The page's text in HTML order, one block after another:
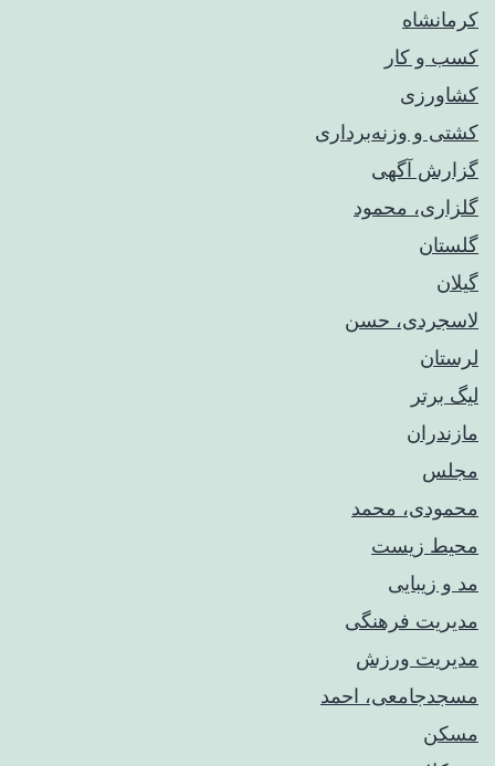
کرمانشاه
کسب و کار
کشاورزی
کشتی و وزنه‌برداری
گزارش آگهی
گلزاری، محمود
گلستان
گیلان
لاسجردی، حسن
لرستان
لیگ برتر
مازندران
مجلس
محمودی، محمد
محیط زیست
مد و زیبایی
مدیریت فرهنگی
مدیریت ورزش
مسجدجامعی، احمد
مسکن